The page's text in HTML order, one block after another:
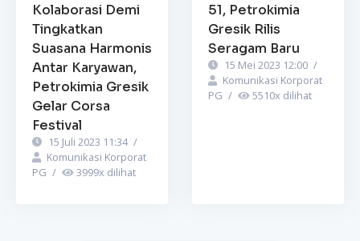
Kolaborasi Demi
Tingkatkan
Suasana Harmonis
Antar Karyawan,
Petrokimia Gresik
Gelar Corsa
Festival
15 Juli 2023 11:34 /
Komunikasi Korporat
PG / 3999x dilihat
51, Petrokimia
Gresik Rilis
Seragam Baru
15 Mei 2023 12:00 /
Komunikasi Korporat
PG / 5510x dilihat